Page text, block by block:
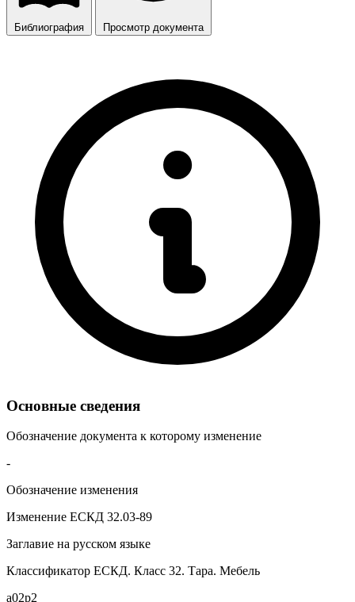
Библиография Просмотр документа
Основные сведения
Обозначение документа к которому изменение
-
Обозначение изменения
Изменение ЕСКД 32.03-89
Заглавие на русском языке
Классификатор ЕСКД. Класс 32. Тара. Мебель
a02p2